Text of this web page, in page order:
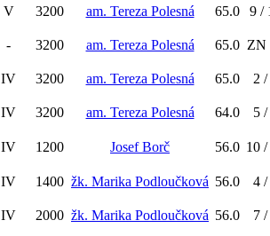
V 3200 am. Tereza Polesná 65.0 9 /
- 3200 am. Tereza Polesná 65.0 ZN
IV 3200 am. Tereza Polesná 65.0 2 /
IV 3200 am. Tereza Polesná 64.0 5 /
IV 1200 Josef Borč 56.0 10
IV 1400 žk. Marika Podloučková 56.0 4 /
IV 2000 žk. Marika Podloučková 56.0 7 /